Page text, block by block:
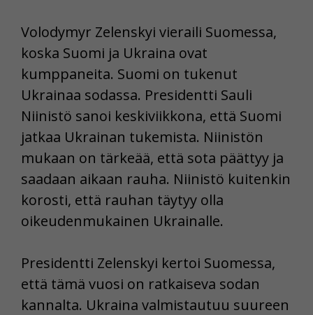
Volodymyr Zelenskyi vieraili Suomessa,
koska Suomi ja Ukraina ovat
kumppaneita. Suomi on tukenut
Ukrainaa sodassa. Presidentti Sauli
Niinistö sanoi keskiviikkona, että Suomi
jatkaa Ukrainan tukemista. Niinistön
mukaan on tärkeää, että sota päättyy ja
saadaan aikaan rauha. Niinistö kuitenkin
korosti, että rauhan täytyy olla
oikeudenmukainen Ukrainalle.
Presidentti Zelenskyi kertoi Suomessa,
että tämä vuosi on ratkaiseva sodan
kannalta. Ukraina valmistautuu suureen